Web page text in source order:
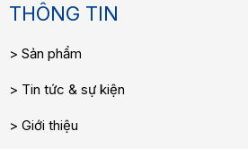
THÔNG TIN
Sản phẩm
Tin tức & sự kiện
Giới thiệu